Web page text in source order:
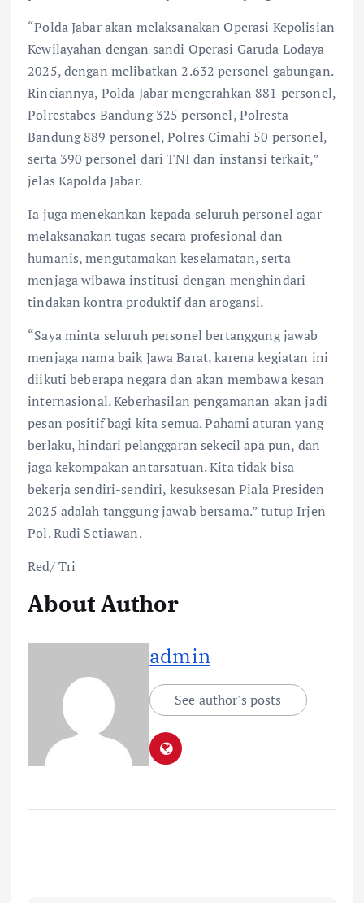
“Polda Jabar akan melaksanakan Operasi Kepolisian
Kewilayahan dengan sandi Operasi Garuda Lodaya
2025, dengan melibatkan 2.632 personel gabungan.
Rinciannya, Polda Jabar mengerahkan 881 personel,
Polrestabes Bandung 325 personel, Polresta
Bandung 889 personel, Polres Cimahi 50 personel,
serta 390 personel dari TNI dan instansi terkait,”
jelas Kapolda Jabar.
Ia juga menekankan kepada seluruh personel agar
melaksanakan tugas secara profesional dan
humanis, mengutamakan keselamatan, serta
menjaga wibawa institusi dengan menghindari
tindakan kontra produktif dan arogansi.
“Saya minta seluruh personel bertanggung jawab
menjaga nama baik Jawa Barat, karena kegiatan ini
diikuti beberapa negara dan akan membawa kesan
internasional. Keberhasilan pengamanan akan jadi
pesan positif bagi kita semua. Pahami aturan yang
berlaku, hindari pelanggaran sekecil apa pun, dan
jaga kekompakan antarsatuan. Kita tidak bisa
bekerja sendiri-sendiri, kesuksesan Piala Presiden
2025 adalah tanggung jawab bersama.” tutup Irjen
Pol. Rudi Setiawan.
Red/ Tri
About Author
admin
See author's posts